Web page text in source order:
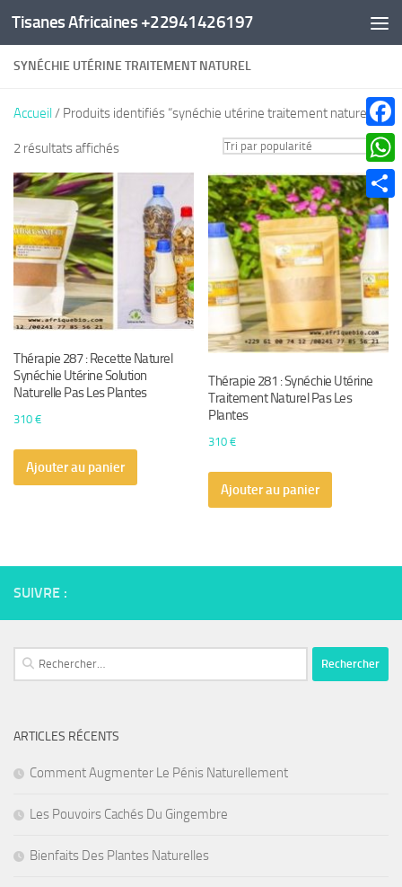
Au dessous du contenu
Tisanes Africaines +22941426197
SYNÉCHIE UTÉRINE TRAITEMENT NATUREL
Accueil/ Produits identifiés “synéchie utérine traitement naturel”
2 résultats affichésTrié
par
popularité
Thérapie 287 : Recette Naturel
Synéchie Utérine Solution
Naturelle Pas Les Plantes
310 €
Ajouter au panier
Thérapie 281 : Synéchie Utérine
Traitement Naturel Pas Les
Plantes
310€
Ajouter au panier
SUIVRE :
Rechercher :
ARTICLES RÉCENTS
Comment Augmenter Le Pénis Naturellement
Les Pouvoirs Cachés Du Gingembre
Bienfaits Des Plantes Naturelles